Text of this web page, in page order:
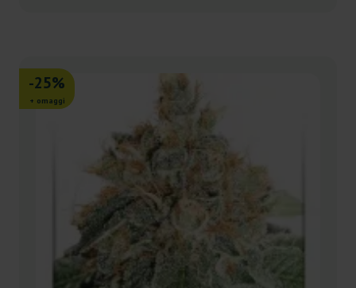
-25%
+ omaggi